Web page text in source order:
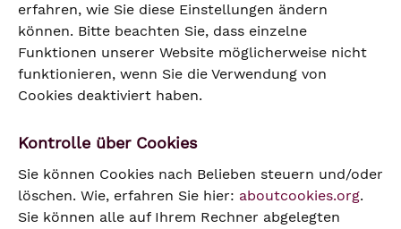
erfahren, wie Sie diese Einstellungen ändern
können. Bitte beachten Sie, dass einzelne
Funktionen unserer Website möglicherweise nicht
funktionieren, wenn Sie die Verwendung von
Cookies deaktiviert haben.
Kontrolle über Cookies
Sie können Cookies nach Belieben steuern und/oder
löschen. Wie, erfahren Sie hier: aboutcookies.org.
Sie können alle auf Ihrem Rechner abgelegten